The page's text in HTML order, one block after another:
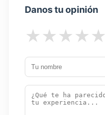
Danos tu opinión
★
★
★
★
★